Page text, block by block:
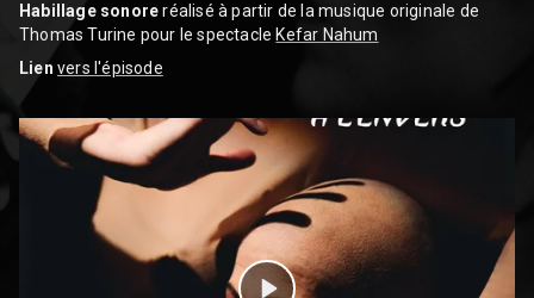
Habillage sonoreréalisé à partir de la musique originale de
Thomas Turine pour le spectacle Kefar Nahum
Lien vers l'épisode